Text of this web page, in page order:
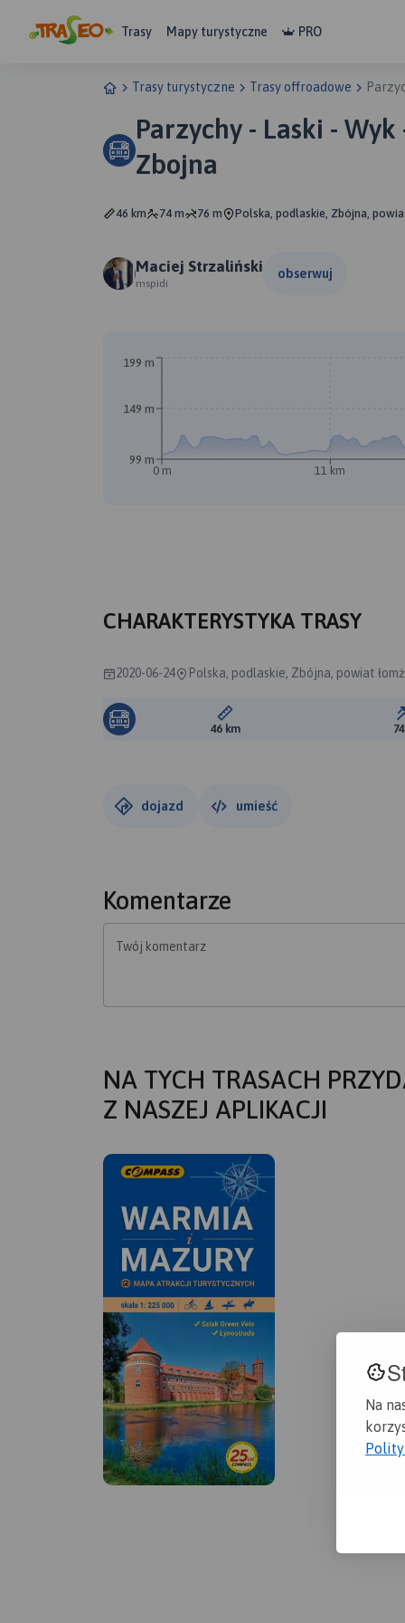
Na
Trasy Mapy turystyczne PRO
Trasy turystyczne Trasy offroadowe
Parzychy - Laski - Wyk
Zbojna
46 km 74 m 76 m Polska, podlaskie, Zbójna,
Maciej Strzaliński
mspidi
obserwuj
0 m 11 km
99 m
149 m
199 m
CHARAKTERYSTYKA TRASY
2020-06-24 Polska, podlaskie, Zbójna, powiat
Długość trasy:
46 km
dojazd umieść
Komentarze
Twój komentarz
NA TYCH TRASACH
Z NASZEJ APLIKACJI